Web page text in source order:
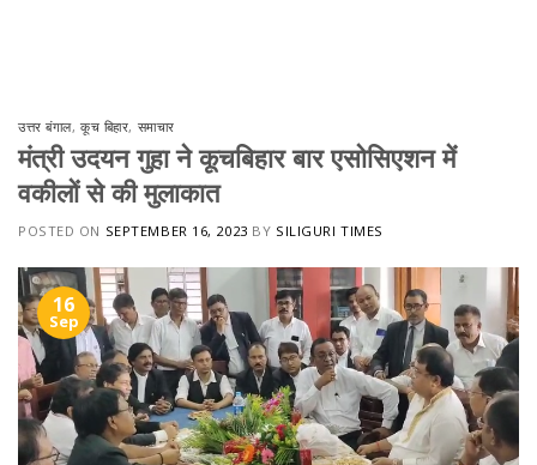
उत्तर बंगाल,कूच बिहार, समाचार
मंत्री उदयन गुहा ने कूचबिहार बार एसोसिएशन में
वकीलों से की मुलाकात
POSTED ON SEPTEMBER 16, 2023 BY SILIGURI TIMES
16
Sep